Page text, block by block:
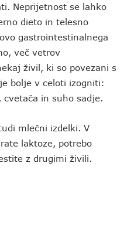
Neprijetnost se lahko
dieto in telesno
gastrointestinalnega
več vetrov
živil, ki so povezani s
bolje v celoti izogniti:
cvetača in suho sadje.
mlečni izdelki. V
laktoze, potrebo
z drugimi živili.